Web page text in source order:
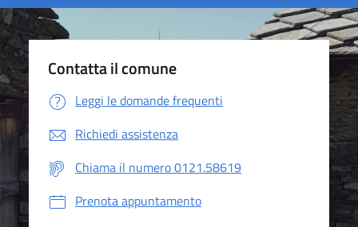
Contatta il comune
Leggi le domande frequenti
Richiedi assistenza
Chiama il numero 0121.58619
Prenota appuntamento